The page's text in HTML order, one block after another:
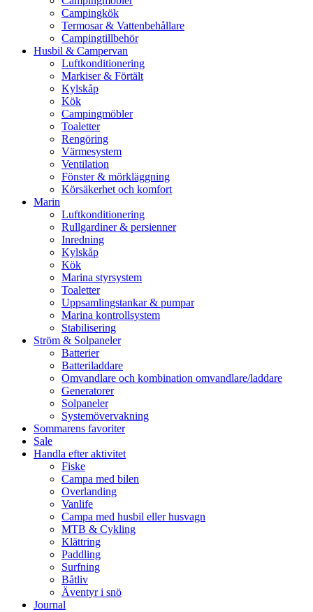
Campingkök
Termosar & Vattenbehållare
Campingtillbehör
Husbil & Campervan
Luftkonditionering
Markiser & Förtält
Kylskåp
Kök
Campingmöbler
Toaletter
Rengöring
Värmesystem
Ventilation
Fönster & mörkläggning
Körsäkerhet och komfort
Marin
Luftkonditionering
Rullgardiner & persienner
Inredning
Kylskåp
Kök
Marina styrsystem
Toaletter
Uppsamlingstankar & pumpar
Marina kontrollsystem
Stabilisering
Ström & Solpaneler
Batterier
Batteriladdare
Omvandlare och kombination omvandlare/laddare
Generatorer
Solpaneler
Systemövervakning
Sommarens favoriter
Sale
Handla efter aktivitet
Fiske
Campa med bilen
Overlanding
Vanlife
Campa med husbil eller husvagn
MTB & Cykling
Klättring
Paddling
Surfning
Båtliv
Äventyr i snö
Journal